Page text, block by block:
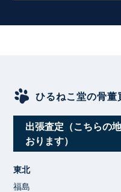
ひるねこ堂の骨
出張査定（こちらの
おります）
東北
福島